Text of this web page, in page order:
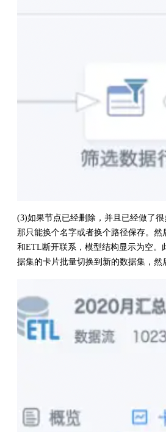
(3)如果节点已经删除，并且已经做了很
那只能换个名字或者换个路径保存。然
和ETL断开联系，模型结构显示为空。
据集的卡片批量切换到新的数据集，然